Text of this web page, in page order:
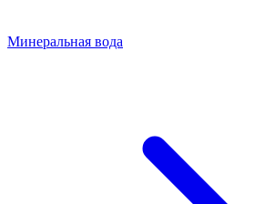
Минеральная вода